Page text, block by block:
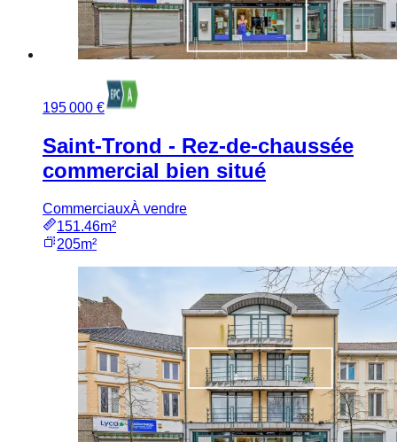
195 000 €
Saint-Trond - Rez-de-chaussée
commercial bien situé
CommerciauxÀ vendre
151.46m²
205m²